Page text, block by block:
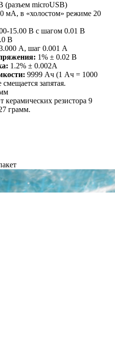
(разъем microUSB)
мА, в «холостом» режиме 20
15.00 В с шагом 0.01 В
В
A, шаг 0.001 A
1% ± 0.02 В
1.2% ± 0.002A
9999 Aч (1 Aч = 1000
запятая.
керамических резистора 9
грамм.